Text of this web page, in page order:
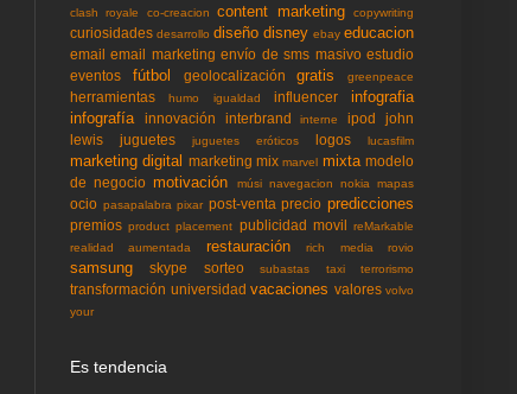
clash royale co-creacion content marketing copywriting
curiosidades desarrollo diseño disney ebay educacion
email email marketing envío de sms masivo estudio
eventos
fútbol geolocalización gratis greenpeace
herramientas humo igualdad influencer
infografia
infografía
innovación interbrand interne ipod
john
lewis
juguetes juguetes eróticos logos lucasfilm
marketing digital marketing mix marvel mixta modelo
de negocio motivación músi navegacion nokia mapas
ocio pasapalabra pixar post-venta precio predicciones
premios product placement publicidad movil reMarkable
realidad aumentada
restauración rich media rovio
samsung skype sorteo subastas taxi terrorismo
transformación universidad vacaciones valores volvo
your
Es tendencia